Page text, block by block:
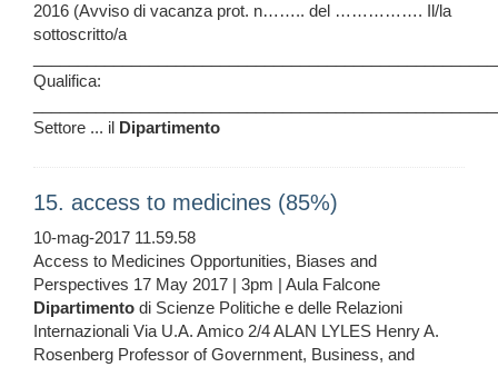
2016 (Avviso di vacanza prot. n…….. del ……………. Il/la
sottoscritto/a
Qualifica:
Settore ... il Dipartimento
15. access to medicines (85%)
10-mag-2017 11.59.58
Access to Medicines Opportunities, Biases and
Perspectives 17 May 2017 | 3pm | Aula Falcone
Dipartimento di Scienze Politiche e delle Relazioni
Internazionali Via U.A. Amico 2/4 ALAN LYLES Henry A.
Rosenberg Professor of Government, Business, and